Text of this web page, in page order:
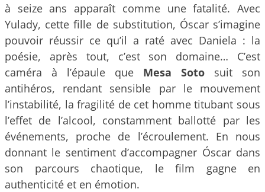
à seize ans apparaît comme une fatalité. Avec
Yulady, cette fille de substitution, Óscar s’imagine
pouvoir réussir ce qu’il a raté avec Daniela : la
poésie, après tout, c’est son domaine… C’est
caméra à l’épaule que Mesa Soto suit son
antihéros, rendant sensible par le mouvement
l’instabilité, la fragilité de cet homme titubant sous
l’effet de l’alcool, constamment ballotté par les
événements, proche de l’écroulement. En nous
donnant le sentiment d’accompagner Óscar dans
son parcours chaotique, le film gagne en
authenticité et en émotion.